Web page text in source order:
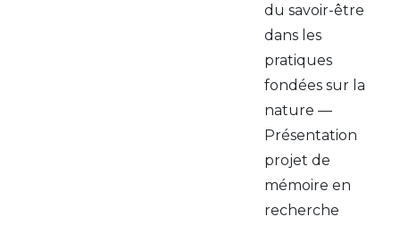
du savoir-être
dans les
pratiques
fondées sur la
nature —
Présentation
projet de
mémoire en
recherche